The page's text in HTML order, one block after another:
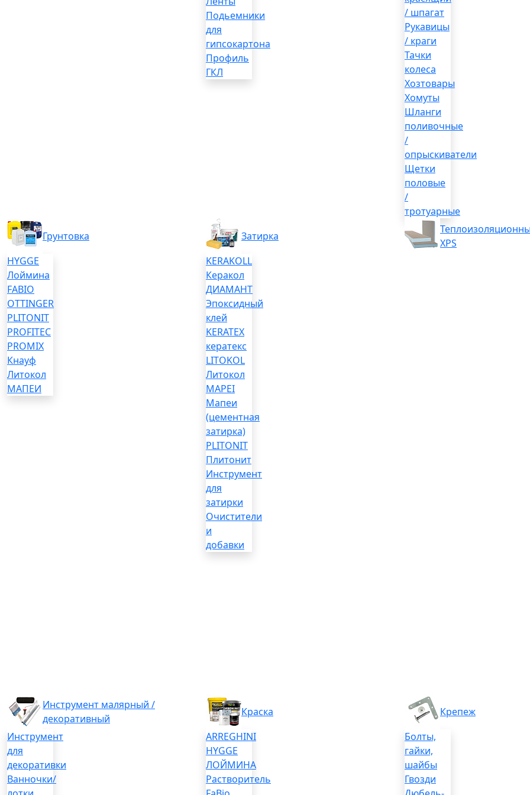
Подьемники
для
гипсокартона
Профиль
ГКЛ
/ шпагат
Рукавицы
/ краги
Тачки
колеса
Хозтовары
Хомуты
Шланги
поливочные
/
опрыскиватели
Щетки
половые
/
тротуарные
Грунтовка
HYGGE
Лоймина
FABIO
OTTINGER
PLITONIT
PROFITEC
PROMIX
Кнауф
Литокол
МАПЕИ
Затирка
KERAKOLL
Керакол
ДИАМАНТ
Эпоксидный
клей
KERATEX
кератекс
LITOKOL
Литокол
MAPEI
Мапеи
(цементная
затирка)
PLITONIT
Плитонит
Инструмент
для
затирки
Очистители
и
добавки
XPS
Инструмент малярный /
декоративный
Инструмент
для
декоративки
Ванночки/
Краска
ARREGHINI
HYGGE
ЛОЙМИНА
Растворитель
Крепеж
Болты,
гайки,
шайбы
Гвозди